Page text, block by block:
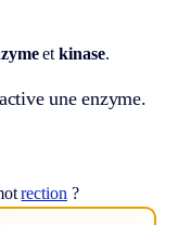
etkinase.
une enzyme.
rection ?